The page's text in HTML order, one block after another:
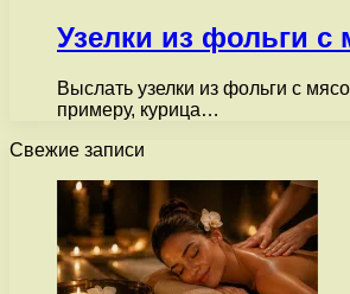
Узелки из фольги
Выслать узелки из фольги с
примеру, курица…
Свежие записи